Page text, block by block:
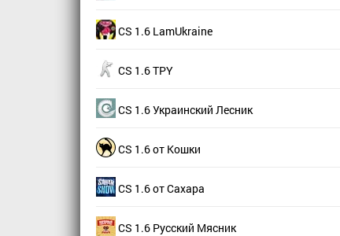
CS 1.6 LamUkraine
CS 1.6 TPY
CS 1.6 Украинский Лесник
CS 1.6 от Кошки
CS 1.6 от Сахара
CS 1.6 Русский Мясник